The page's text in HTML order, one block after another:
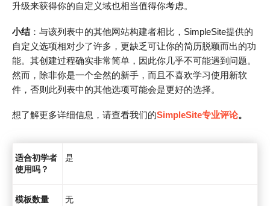
升级来获得你的自定义域也相当值得你考虑。
小结：与该列表中的其他网站构建者相比，SimpleSite提供的
自定义选项相对少了许多，更缺乏可让你的简历脱颖而出的功
能。其创建过程确实非常简单，因此你几乎不可能遇到问题。
然而，除非你是一个全然的新手，而且不喜欢学习使用新软
件，否则此列表中的其他选项可能会是更好的选择。
想了解更多详细信息，请查看我们的SimpleSite专业评论。
适合初学者
使用吗？
是
模板数量 无